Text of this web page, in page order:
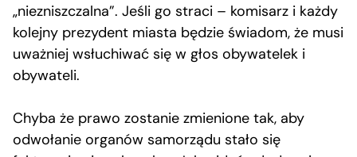
„niezniszczalna”. Jeśli go straci – komisarz i każdy
kolejny prezydent miasta będzie świadom, że musi
uważniej wsłuchiwać się w głos obywatelek i
obywateli.
Chyba że prawo zostanie zmienione tak, aby
odwołanie organów samorządu stało się